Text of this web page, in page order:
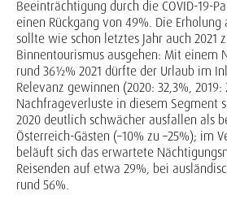
Beeinträchtigung durch die COVID-19-
einen Rückgang von 49%. Die
sollte wie schon letztes Jahr auch 2021
Binnentourismus ausgehen: Mit einem
rund 36½% 2021 dürfte der Urlaub im
Relevanz gewinnen (2020: 32,3%, 2019:
Nachfrageverluste in diesem Segment
2020 deutlich schwächer ausfallen als
Österreich-Gästen (–10% zu –25%); im
beläuft sich das erwartete
Reisenden auf etwa 29%, bei
rund 56%.